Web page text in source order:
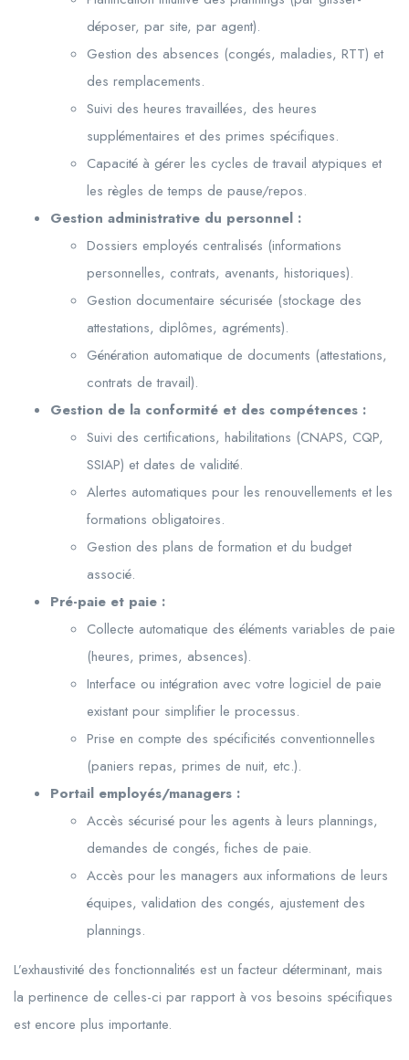
déposer, par site, par agent).
Gestion des absences (congés, maladies, RTT) et
des remplacements.
Suivi des heures travaillées, des heures
supplémentaires et des primes spécifiques.
Capacité à gérer les cycles de travail atypiques et
les règles de temps de pause/repos.
Gestion administrative du personnel :
Dossiers employés centralisés (informations
personnelles, contrats, avenants, historiques).
Gestion documentaire sécurisée (stockage des
attestations, diplômes, agréments).
Génération automatique de documents (attestations,
contrats de travail).
Gestion de la conformité et des compétences :
Suivi des certifications, habilitations (CNAPS, CQP,
SSIAP) et dates de validité.
Alertes automatiques pour les renouvellements et les
formations obligatoires.
Gestion des plans de formation et du budget
associé.
Pré-paie et paie :
Collecte automatique des éléments variables de paie
(heures, primes, absences).
Interface ou intégration avec votre logiciel de paie
existant pour simplifier le processus.
Prise en compte des spécificités conventionnelles
(paniers repas, primes de nuit, etc.).
Portail employés/managers :
Accès sécurisé pour les agents à leurs plannings,
demandes de congés, fiches de paie.
Accès pour les managers aux informations de leurs
équipes, validation des congés, ajustement des
plannings.
L’exhaustivité des fonctionnalités est un facteur déterminant, mais
la pertinence de celles-ci par rapport à vos besoins spécifiques
est encore plus importante.